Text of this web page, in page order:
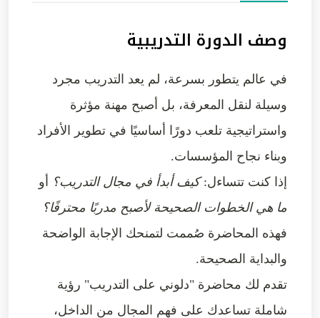
وصف الدورة التدريبية
في عالم يتطور بسرعة، لم يعد التدريب مجرد
وسيلة لنقل المعرفة، بل أصبح مهنة مؤثرة
واستراتيجية تلعب دورًا أساسيًا في تطوير الأفراد
وبناء نجاح المؤسسات.
إذا كنت تتساءل:كيف أبدأ في مجال التدريب؟ أو
ما هي الخطوات الصحيحة لأصبح مدربًا محترفًا؟
فهذه المحاضرة صُممت لتمنحك الإجابة الواضحة
والبداية الصحيحة.
تقدم لك محاضرة "دلوني على التدريب" رؤية
شاملة تساعدك على فهم المجال من الداخل،